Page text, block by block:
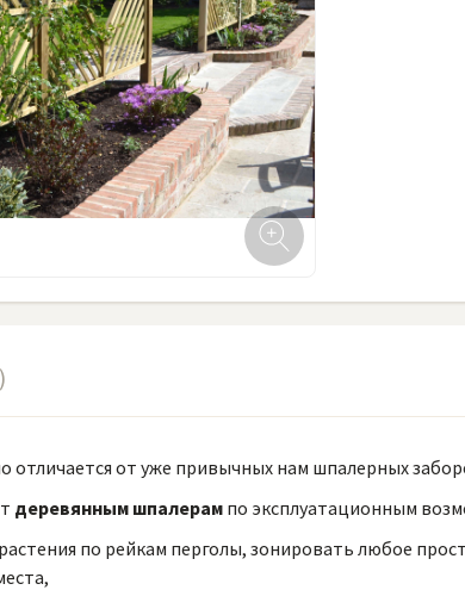
отличается от уже привычных нам шпалерных
деревянным шпалерампо эксплуатационным
по рейкам перголы, зонировать любое